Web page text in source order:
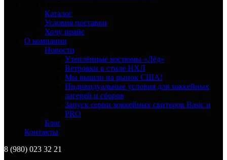
Каталог
Условия поставки
Хочу прайс
О компании
Новости
Утеплённые костюмы «Лёд»
Ветровки в стиле НХЛ
Мы вышли на рынок США!
Индивидуальные условия для хоккейных
лагерей и сборов
Запуск серии хоккейных свитеров Basic и
PRO
Блог
Контакты
8 (980) 023 32 21